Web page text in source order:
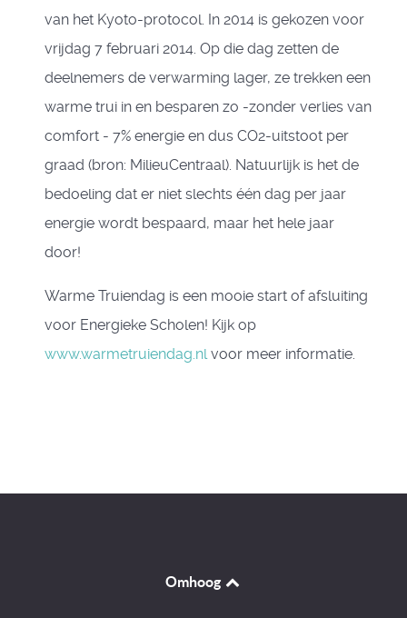
van het Kyoto-protocol. In 2014 is gekozen voor
vrijdag 7 februari 2014. Op die dag zetten de
deelnemers de verwarming lager, ze trekken een
warme trui in en besparen zo -zonder verlies van
comfort - 7% energie en dus CO2-uitstoot per
graad (bron: MilieuCentraal). Natuurlijk is het de
bedoeling dat er niet slechts één dag per jaar
energie wordt bespaard, maar het hele jaar
door!
Warme Truiendag is een mooie start of afsluiting
voor Energieke Scholen! Kijk op
www.warmetruiendag.nlvoor meer informatie.
Omhoog